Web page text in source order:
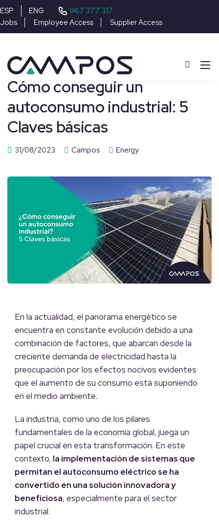
ESP ENG 967 377 317
Jobs Employee Access Supplier Access
Cómo conseguir un
autoconsumo industrial: 5
Claves básicas
31/08/2023 Campos Energy
En la actualidad, el panorama energético se
encuentra en constante evolución debido a una
combinación de factores, que abarcan desde la
creciente demanda de electricidad hasta la
preocupación por los efectos nocivos evidentes
que el aumento de su consumo está suponiendo
en el medio ambiente.
La industria, como uno de los pilares
fundamentales de la economía global, juega un
papel crucial en esta transformación. En este
contexto, la implementación de sistemas que
permitan el autoconsumo eléctrico se ha
convertido en una solución innovadora y
beneficiosa, especialmente para el sector
industrial.